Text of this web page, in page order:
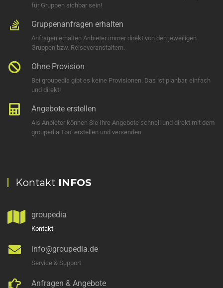
für Gruppen sichbar sein!
Gruppenanfragen erhalten
Anfragen erhalten Anbieter immer direkt von den jeweiligen
Gruppen bzw. Reiseveranstaltern.
Ohne Provision
Bei groupedia gibt es keine Provisionen. Das ist planbar, einfach
und direkt!
Angebote erstellen
Als Anbieter können Sie Ihre Angebote schnell und direkt mit dem
groupedia Tool erstellen und versenden.
Kontakt INFOS
groupedia
Kontakt
info@groupedia.de
Service & Support
Anfragen & Angebote